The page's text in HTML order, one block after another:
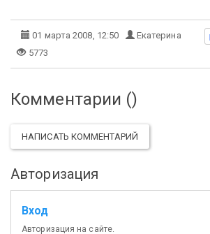
01 марта 2008, 12:50 Екатерина
5773
Комментарии ()
НАПИСАТЬ КОММЕНТАРИЙ
Авторизация
Вход
Авторизация на сайте.